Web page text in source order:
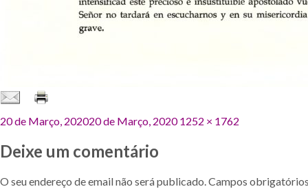
Publicado
20 de Março, 202020 de Março, 2020 Tamanho
1252 × 1762
Deixe um comentário
O seu endereço de email não será publicado.Campos